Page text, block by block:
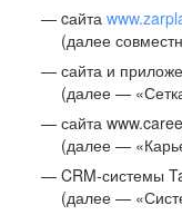
cайта
(далее
сайта и
(далее —
сайта
(далее —
CRM-системы
(далее —